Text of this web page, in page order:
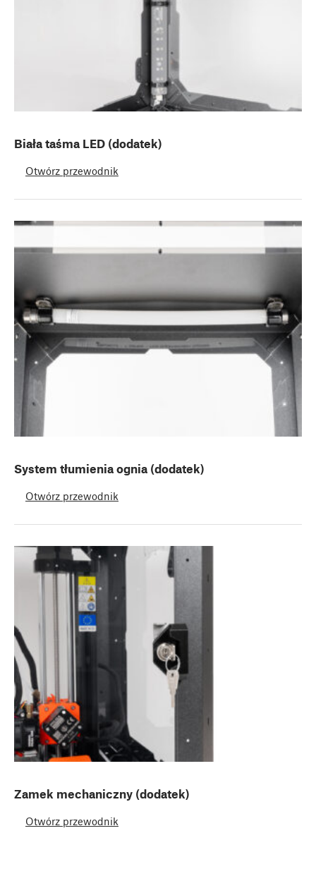
Biała taśma LED (dodatek)
Otwórz przewodnik
System tłumienia ognia (dodatek)
Otwórz przewodnik
Zamek mechaniczny (dodatek)
Otwórz przewodnik